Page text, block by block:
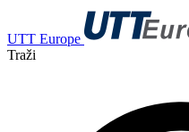
UTT Europe
Traži